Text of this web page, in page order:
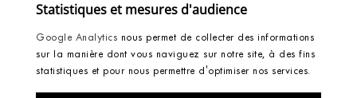
Statistiques et mesures d'audience
Google Analytics nous permet de collecter des informations
sur la manière dont vous naviguez sur notre site, à des fins
statistiques et pour nous permettre d'optimiser nos services.